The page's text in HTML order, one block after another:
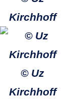
Kirchhoff
© Uz
Kirchhoff